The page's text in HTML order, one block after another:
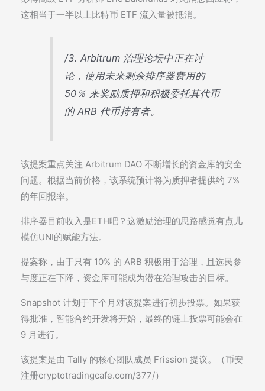
这相当于一半以上比特币 ETF 流入量被抵消。
/3. Arbitrum 治理论坛中正在讨
论，使用未来剩余排序器费用的
50％ 来奖励质押和积极委托其代币
的 ARB 代币持有者。
该提案重点关注 Arbitrum DAO 不断增长的资金库的安全
问题。根据当前价格，该系统预计将为质押者提供约 7%
的年回报率。
排序器目前收入是ETH吧？这激励治理的思路感觉有点儿
模仿UNI的赋能方法。
提案称，由于只有 10% 的 ARB 积极用于治理，且选民参
与度正在下降，资金库可能成为潜在治理攻击的目标。
Snapshot 计划于下个月对该提案进行初步投票。如果获
得批准，智能合约开发将开始，最终的链上投票可能会在
9 月进行。
该提案是由 Tally 的核心团队成员 Frission 提议。（币安
注册cryptotradingcafe.com/377/）